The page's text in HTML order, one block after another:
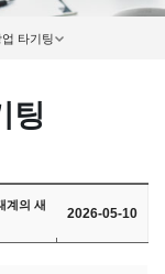
팅
계의 새
2026-05-10